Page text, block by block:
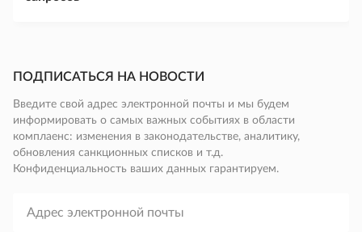
ПОДПИСАТЬСЯ НА НОВОСТИ
Введите свой адрес электронной почты и мы будем
информировать о самых важных событиях в области
комплаенс: изменения в законодательстве, аналитику,
обновления санкционных списков и т.д.
Конфиденциальность ваших данных гарантируем.